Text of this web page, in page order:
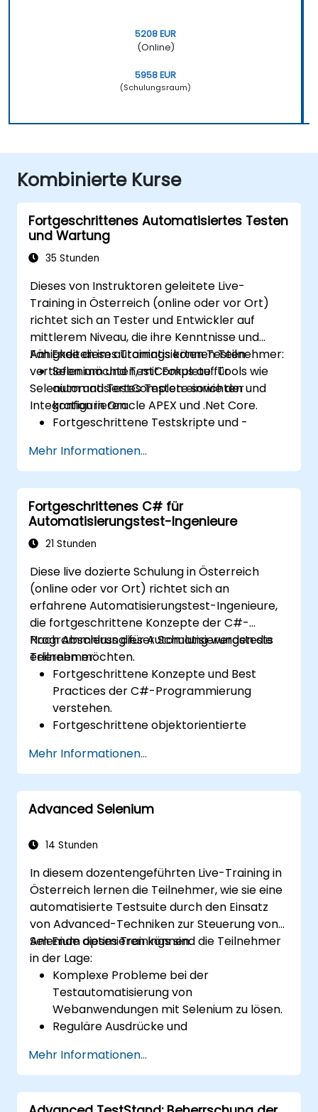
5208 EUR
(Online)
5958 EUR
(Schulungsraum)
Kombinierte Kurse
Fortgeschrittenes Automatisiertes Testen
und Wartung
35 Stunden
Dieses von Instruktoren geleitete Live-
Training in Österreich (online oder vor Ort)
richtet sich an Tester und Entwickler auf
mittlerem Niveau, die ihre Kenntnisse und
Fähigkeiten im automatisierten Testen
vertiefen möchten, mit Fokus auf Tools wie
Selenium und TestComplete sowie der
Integration in Oracle APEX und .Net Core.
Am Ende dieses Trainings können Teilnehmer:
Selenium und TestComplete für
automatisiertes Testen einrichten und
konfigurieren.
Fortgeschrittene Testskripte und -
Automatisiertes Testen in Oracle APEX-
und .Net Core-Anwendungen integrieren.
Machine-Learning-Techniken einsetzen,
um die Testautomatisierung zu
verbessern.
den Wechsel vom manuellen zum
gestalten.
ausgelagerte Testprojekte verwalten und
Qualitätsstandards aufrechterhalten.
Mehr Informationen...
Fortgeschrittenes C# für
Automatisierungstest-Ingenieure
21 Stunden
Diese live dozierte Schulung in Österreich
(online oder vor Ort) richtet sich an
erfahrene Automatisierungstest-Ingenieure,
die fortgeschrittene Konzepte der C#-
Programmierung für Automatisierungstests
erlernen möchten.
Nach Abschluss dieser Schulung werden die
Teilnehmer:
Fortgeschrittene Konzepte und Best
Practices der C#-Programmierung
verstehen.
Fortgeschrittene objektorientierte
effiziente und flexible
Automatisierungslösungen zu erstellen.
Modulare und wiederverwendbare
Automatisierungsframeworks gemäß den
entwickeln.
Mehr Informationen...
Advanced Selenium
14 Stunden
In diesem dozentengeführten Live-Training in
Österreich lernen die Teilnehmer, wie sie eine
automatisierte Testsuite durch den Einsatz
von Advanced-Techniken zur Steuerung von
Selenium optimieren können.
Am Ende dieses Trainings sind die Teilnehmer
in der Lage:
Komplexe Probleme bei der
Testautomatisierung von
Webanwendungen mit Selenium zu lösen.
Reguläre Ausdrücke und
Mustern anzuwenden.
Ausnahmen zu behandeln, die die
Testausführung unterbrechen.
Mehr Informationen...